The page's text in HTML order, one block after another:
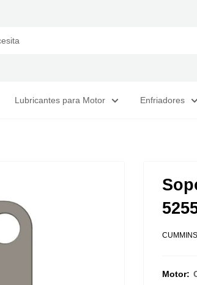
Lubricantes para Motor Enfriadores
CUMMINS
Motor: